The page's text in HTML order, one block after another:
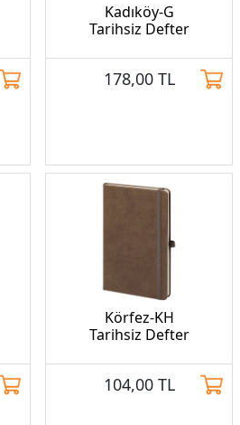
Kadıköy-G
Tarihsiz Defter
178,00 TL
Körfez-KH
Tarihsiz Defter
104,00 TL